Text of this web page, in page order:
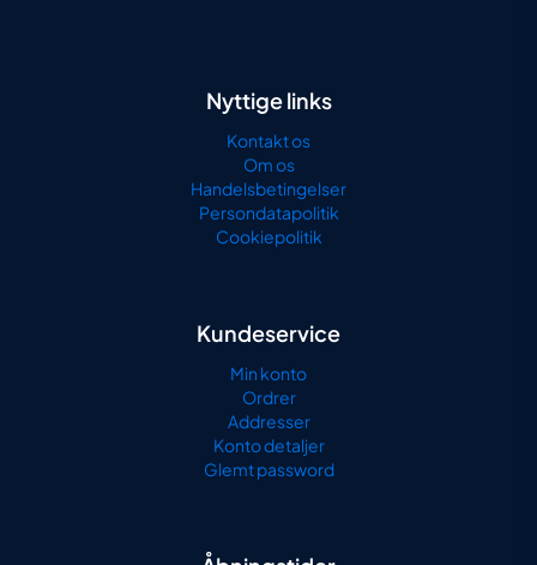
Nyttige links
Kontakt os
Om os
Handelsbetingelser
Persondatapolitik
Cookiepolitik
Kundeservice
Min konto
Ordrer
Addresser
Konto detaljer
Glemt password